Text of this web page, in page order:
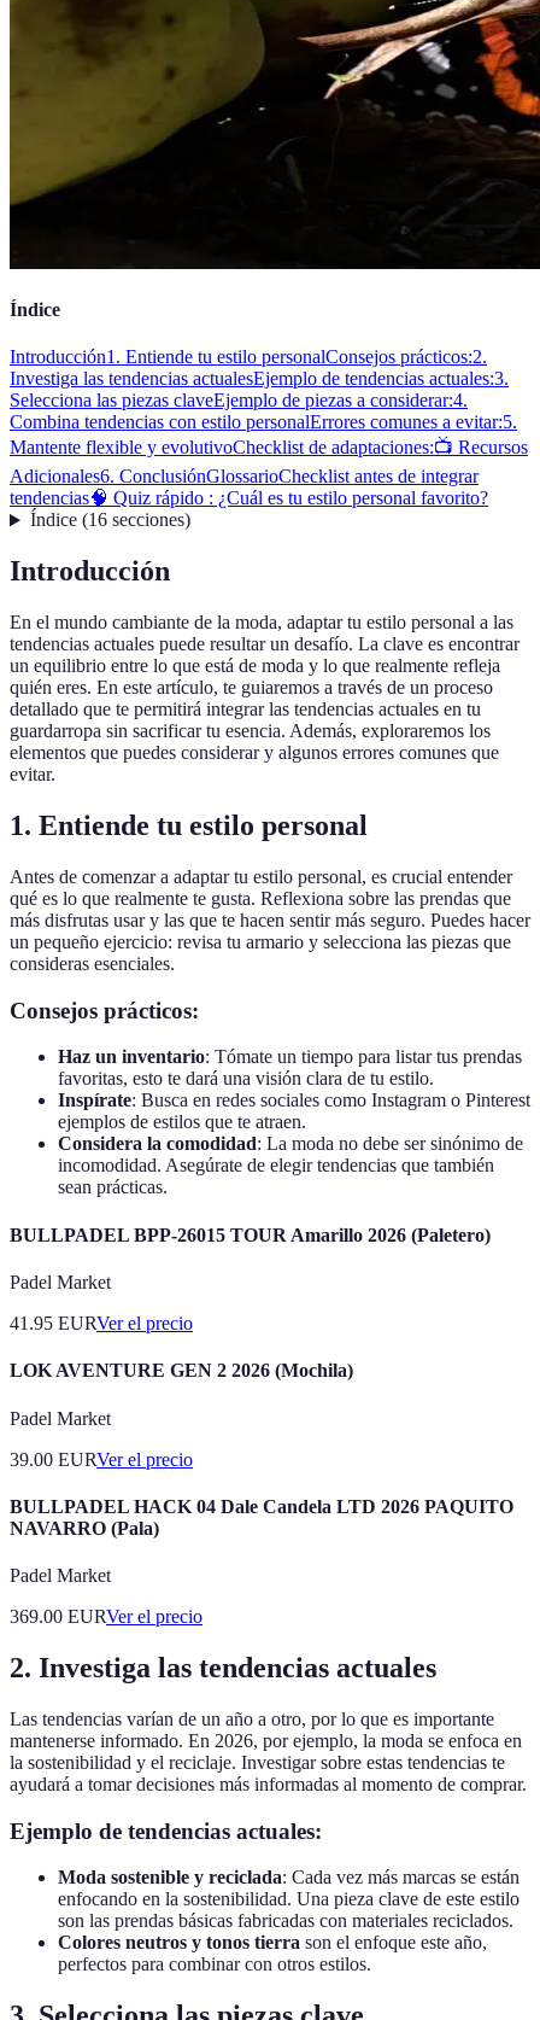
Índice
Introducción1. Entiende tu estilo personalConsejos prácticos:2.
Investiga las tendencias actualesEjemplo de tendencias actuales:3.
Selecciona las piezas claveEjemplo de piezas a considerar:4.
Combina tendencias con estilo personalErrores comunes a evitar:5.
Mantente flexible y evolutivoChecklist de adaptaciones:📺 Recursos
Adicionales6. ConclusiónGlossarioChecklist antes de integrar
tendencias🧠 Quiz rápido : ¿Cuál es tu estilo personal favorito?
Índice(16 secciones)
Introducción
En el mundo cambiante de la moda, adaptar tu estilo personal a las
tendencias actuales puede resultar un desafío. La clave es encontrar
un equilibrio entre lo que está de moda y lo que realmente refleja
quién eres. En este artículo, te guiaremos a través de un proceso
detallado que te permitirá integrar las tendencias actuales en tu
guardarropa sin sacrificar tu esencia. Además, exploraremos los
elementos que puedes considerar y algunos errores comunes que
evitar.
1. Entiende tu estilo personal
Antes de comenzar a adaptar tu estilo personal, es crucial entender
qué es lo que realmente te gusta. Reflexiona sobre las prendas que
más disfrutas usar y las que te hacen sentir más seguro. Puedes hacer
un pequeño ejercicio: revisa tu armario y selecciona las piezas que
consideras esenciales.
Consejos prácticos:
Haz un inventario: Tómate un tiempo para listar tus prendas
favoritas, esto te dará una visión clara de tu estilo.
Inspírate: Busca en redes sociales como Instagram o Pinterest
ejemplos de estilos que te atraen.
Considera la comodidad: La moda no debe ser sinónimo de
incomodidad. Asegúrate de elegir tendencias que también
sean prácticas.
BULLPADEL BPP-26015 TOUR Amarillo 2026 (Paletero)
Padel Market
41.95 EURVer el precio
LOK AVENTURE GEN 2 2026 (Mochila)
Padel Market
39.00 EURVer el precio
BULLPADEL HACK 04 Dale Candela LTD 2026 PAQUITO
NAVARRO (Pala)
Padel Market
369.00 EURVer el precio
2. Investiga las tendencias actuales
Las tendencias varían de un año a otro, por lo que es importante
mantenerse informado. En 2026, por ejemplo, la moda se enfoca en
la sostenibilidad y el reciclaje. Investigar sobre estas tendencias te
ayudará a tomar decisiones más informadas al momento de comprar.
Ejemplo de tendencias actuales:
Moda sostenible y reciclada: Cada vez más marcas se están
enfocando en la sostenibilidad. Una pieza clave de este estilo
son las prendas básicas fabricadas con materiales reciclados.
Colores neutros y tonos tierra son el enfoque este año,
perfectos para combinar con otros estilos.